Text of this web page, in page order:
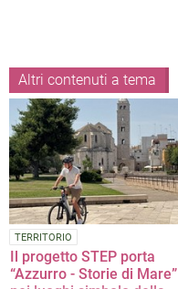
Altri contenuti a tema
TERRITORIO
Il progetto STEP porta
“Azzurro - Storie di Mare”